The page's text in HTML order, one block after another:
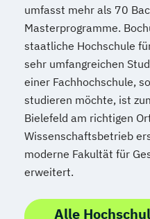
umfasst mehr als 70
Masterprogramme.
staatliche Hochschule
sehr umfangreichen
einer Fachhochschule,
studieren möchte, ist
Bielefeld am richtigen
Wissenschaftsbetrieb
moderne Fakultät für
erweitert.
Alle